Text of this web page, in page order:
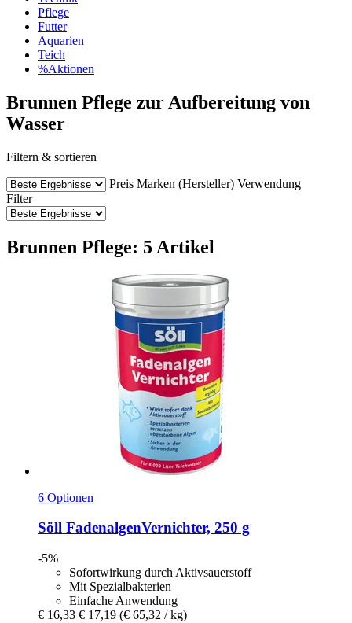
Pflege
Futter
Aquarien
Teich
%Aktionen
Brunnen Pflege zur Aufbereitung von
Wasser
Filtern & sortieren
Preis Marken (Hersteller) Verwendung
Filter
Brunnen Pflege: 5 Artikel
6 Optionen
Söll FadenalgenVernichter, 250 g
-5%
Sofortwirkung durch Aktivsauerstoff
Mit Spezialbakterien
Einfache Anwendung
€ 16,33 € 17,19 (€ 65,32 / kg)